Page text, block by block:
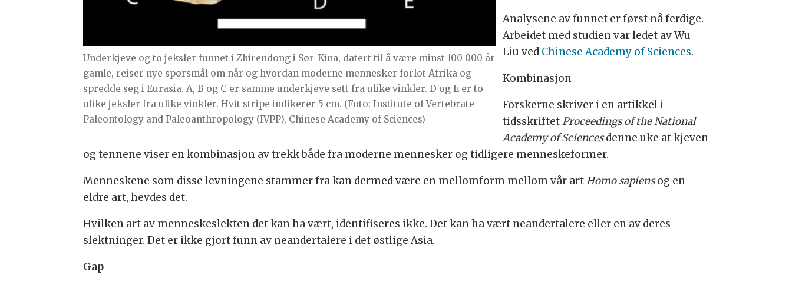
Underkjeve og to jeksler funnet i Zhirendong i Sør-Kina, datert til å være minst 100 000 år
gamle, reiser nye spørsmål om når og hvordan moderne mennesker forlot Afrika og
spredde seg i Eurasia. A, B og C er samme underkjeve sett fra ulike vinkler. D og E er to
ulike jeksler fra ulike vinkler. Hvit stripe indikerer 5 cm. (Foto: Institute of Vertebrate
Paleontology and Paleoanthropology (IVPP), Chinese Academy of Sciences)
Analysene av funnet er først nå ferdige.
Arbeidet med studien var ledet av Wu
Liu ved Chinese Academy of Sciences.
Kombinasjon
Forskerne skriver i en artikkel i
tidsskriftetProceedings of the National
Academy of Sciencesdenne uke at kjeven
og tennene viser en kombinasjon av trekk både fra moderne mennesker og tidligere menneskeformer.
Menneskene som disse levningene stammer fra kan dermed være en mellomform mellom vår artHomo sapiensog en
eldre art, hevdes det.
Hvilken art av menneskeslekten det kan ha vært, identifiseres ikke. Det kan ha vært neandertalere eller en av deres
slektninger. Det er ikke gjort funn av neandertalere i det østlige Asia.
Gap